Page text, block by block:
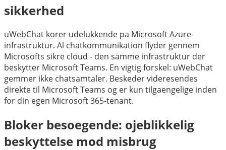
sikkerhed
uWebChat korer udelukkende pa Microsoft Azure-
infrastruktur. Al chatkommunikation flyder gennem
Microsofts sikre cloud - den samme infrastruktur der
beskytter Microsoft Teams. En vigtig forskel: uWebChat
gemmer ikke chatsamtaler. Beskeder videresendes
direkte til Microsoft Teams og er kun tilgaengelige inden
for din egen Microsoft 365-tenant.
Bloker besoegende: ojeblikkelig
beskyttelse mod misbrug